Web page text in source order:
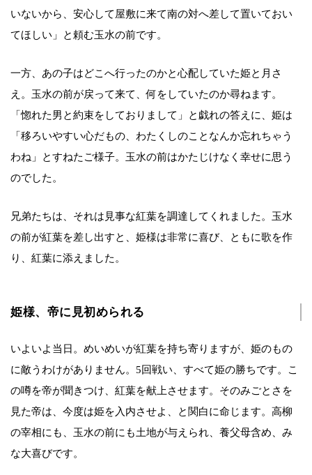
いないから、安心して屋敷に来て南の対へ差して置いておい
てほしい」と頼む玉水の前です。
一方、あの子はどこへ行ったのかと心配していた姫と月さ
え。玉水の前が戻って来て、何をしていたのか尋ねます。
「惚れた男と約束をしておりまして」と戯れの答えに、姫は
「移ろいやすい心だもの、わたくしのことなんか忘れちゃう
わね」とすねたご様子。玉水の前はかたじけなく幸せに思う
のでした。
兄弟たちは、それは見事な紅葉を調達してくれました。玉水
の前が紅葉を差し出すと、姫様は非常に喜び、ともに歌を作
り、紅葉に添えました。
姫様、帝に見初められる
いよいよ当日。めいめいが紅葉を持ち寄りますが、姫のもの
に敵うわけがありません。5回戦い、すべて姫の勝ちです。こ
の噂を帝が聞きつけ、紅葉を献上させます。そのみごとさを
見た帝は、今度は姫を入内させよ、と関白に命じます。高柳
の宰相にも、玉水の前にも土地が与えられ、養父母含め、み
な大喜びです。